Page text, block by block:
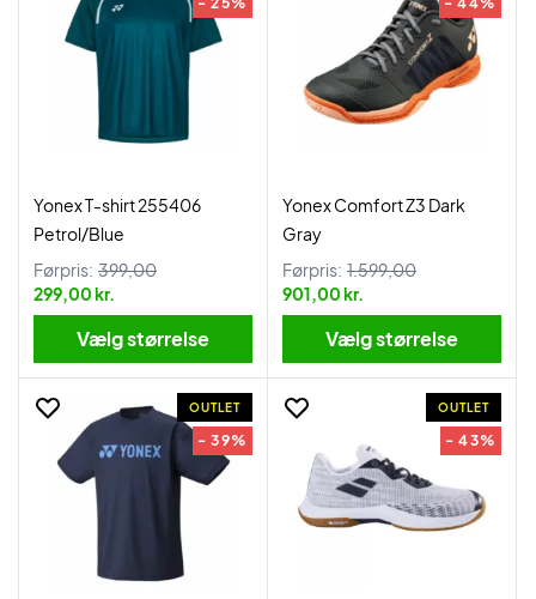
Yonex T-shirt 255406
Petrol/Blue
Førpris: 399,00
299,00 kr.
Vælg størrelse
Yonex Comfort Z3 Dark
Gray
Førpris: 1.599,00
901,00 kr.
Vælg størrelse
OUTLET
- 39%
OUTLET
- 43%